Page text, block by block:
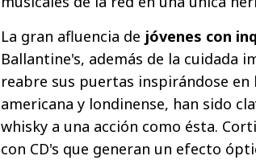
La gran afluencia de jóvenes con
Ballantine's, además de la cuidada
reabre sus puertas inspirándose
americana y londinense, han sido
whisky a una acción como ésta.
con CD's que generan un efecto